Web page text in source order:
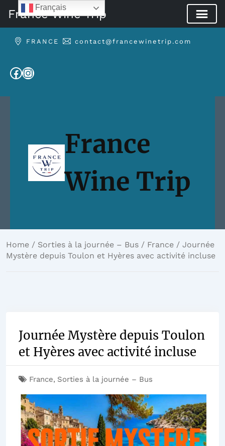
France Wine Trip
FRANCE contact@francewinetrip.com
Facebook
Instagram
France
Wine Trip
Home / Sorties à la journée – Bus / France / Journée
Mystère depuis Toulon et Hyères avec activité incluse
Journée Mystère depuis Toulon
et Hyères avec activité incluse
France, Sorties à la journée – Bus
Français